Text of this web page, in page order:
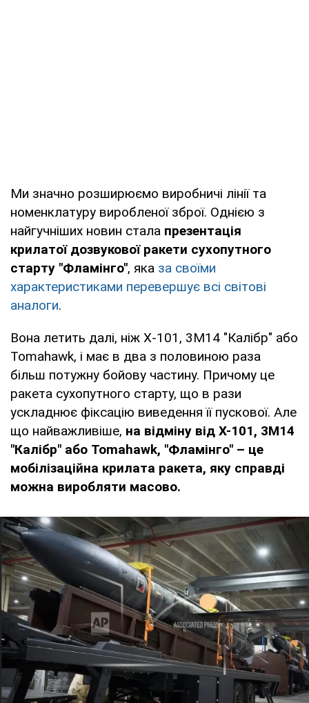
Ми значно розширюємо виробничі лінії та
номенклатуру виробленої зброї. Однією з
найгучніших новин стала презентація
крилатої дозвукової ракети сухопутного
старту "Фламінго", яка за своїми
характеристиками перевершує всі світові
аналоги.
Вона летить далі, ніж Х-101, 3М14 "Калібр" або
Tomahawk, і має в два з половиною раза
більш потужну бойову частину. Причому це
ракета сухопутного старту, що в рази
ускладнює фіксацію виведення її пускової. Але
що найважливіше, на відміну від Х-101, 3М14
"Калібр" або Tomahawk, "Фламінго" – це
мобілізаційна крилата ракета, яку справді
можна виробляти масово.